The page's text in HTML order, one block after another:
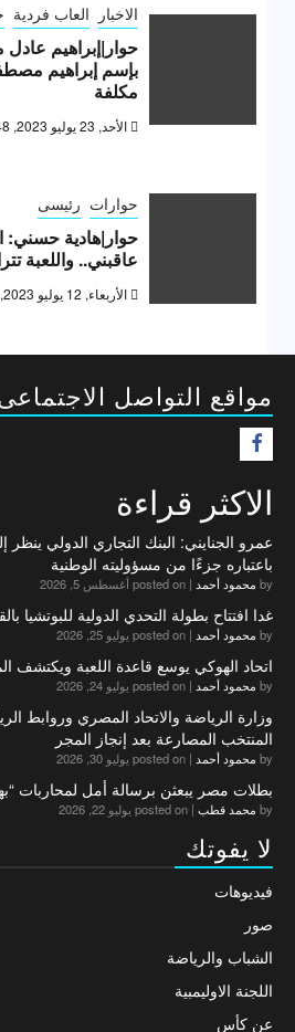
الاخبار العاب فردية
حوار|إبراهيم
بإسم إبراهيم
مكلفة
الأحد, 23 يوليو 2023, 3:48 م
حوارات رئيسى
حوار|هادية حسني:
عاقبني.. واللعبة
الأربعاء, 12 يوليو 2023, 4:08 م
مواقع التواصل
الاكثر قراءة
عمرو الجنايني: البنك التجاري الدولي
باعتباره جزءًا من مسؤوليته الوطنية
by محمود أحمد | posted on أغسطس 5, 2026
غدا افتتاح بطولة التحدي الدولية للبوتشيا
by محمود أحمد | posted on يوليو 25, 2026
اتحاد الهوكي يوسع قاعدة اللعبة
by محمود أحمد | posted on يوليو 24, 2026
وزارة الرياضة والاتحاد المصري وروابط
المنتخب المصارعة بعد إنجاز المجر
by محمود أحمد | posted on يوليو 30, 2026
بطلات مصر يبعثن برسالة أمل لمحاربات
by محمد قطب | posted on يوليو 22, 2026
لا يفوتك
فيديوهات
صور
الشباب والرياضة
اللجنة الاوليمبية
عن كأس